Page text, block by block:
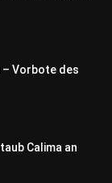
– Vorbote des
Calima an